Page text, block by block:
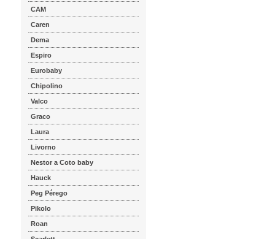
CAM
Caren
Dema
Espiro
Eurobaby
Chipolino
Valco
Graco
Laura
Livorno
Nestor a Coto baby
Hauck
Peg Pérego
Pikolo
Roan